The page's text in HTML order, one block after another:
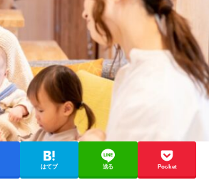
はてブ 送る Pocket